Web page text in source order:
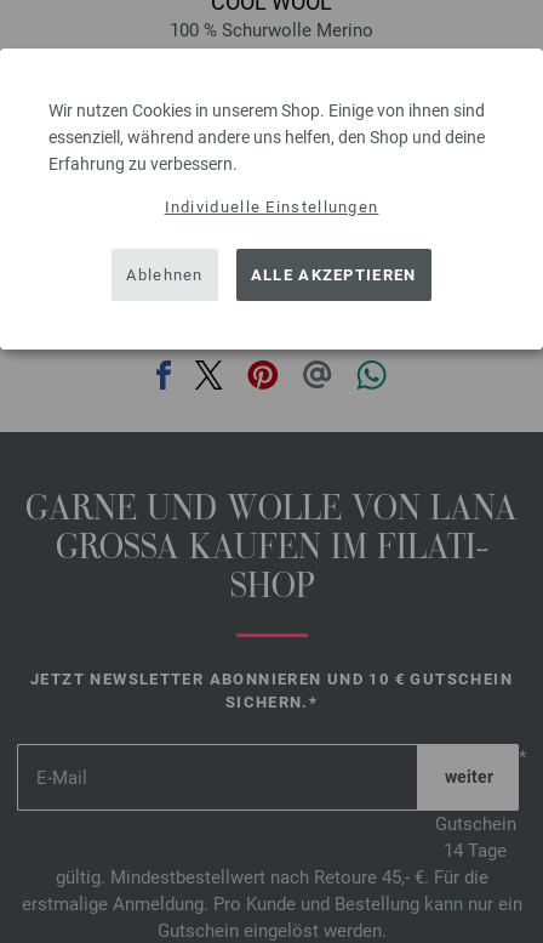
Wir nutzen Cookies in unserem Shop. Einige von ihnen sind
essenziell, während andere uns helfen, den Shop und deine
Erfahrung zu verbessern.
Individuelle Einstellungen
Ablehnen ALLE AKZEPTIEREN
100 % Schurwolle Merino
6,50 €
inkl. MwSt., zzgl. Versandkosten, Grundpreis: 130,00 € / kg
prev
GARNE UND WOLLE VON LANA
GROSSA KAUFEN IM FILATI-
SHOP
JETZT NEWSLETTER ABONNIEREN UND 10 € GUTSCHEIN
SICHERN.*
*
Gutschein
14 Tage
gültig. Mindestbestellwert nach Retoure 45,- €. Für die
erstmalige Anmeldung. Pro Kunde und Bestellung kann nur ein
Gutschein eingelöst werden.